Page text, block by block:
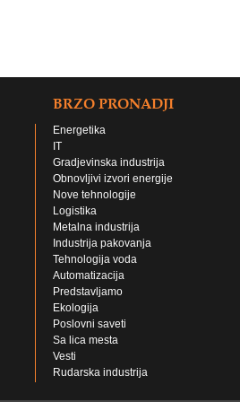
BRZO PRONADJI
Energetika
IT
Gradjevinska industrija
Obnovljivi izvori energije
Nove tehnologije
Logistika
Metalna industrija
Industrija pakovanja
Tehnologija voda
Automatizacija
Predstavljamo
Ekologija
Poslovni saveti
Sa lica mesta
Vesti
Rudarska industrija